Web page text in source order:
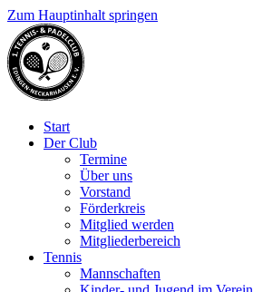
Zum Hauptinhalt springen
Start
Der Club
Termine
Über uns
Vorstand
Förderkreis
Mitglied werden
Mitgliederbereich
Tennis
Mannschaften